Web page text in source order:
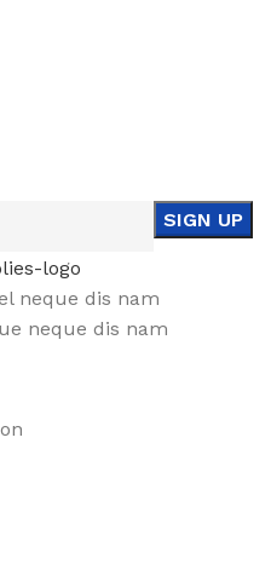
neque dis nam
neque dis nam